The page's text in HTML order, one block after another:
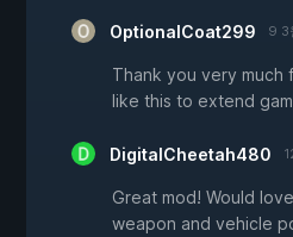
OptionalCoat299 9 3
Thank you very much
like this to extend
DigitalCheetah480
Great mod! Would
weapon and vehicle